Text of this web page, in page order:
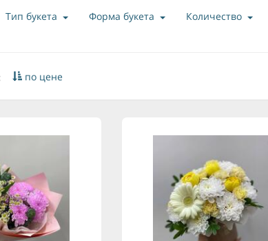
Тип букета Форма букета Количество
по цене